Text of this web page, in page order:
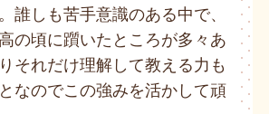
誰しも苦手意識のある中で、
の頃に躓いたところが多々あ
それだけ理解して教える力も
なのでこの強みを活かして頑